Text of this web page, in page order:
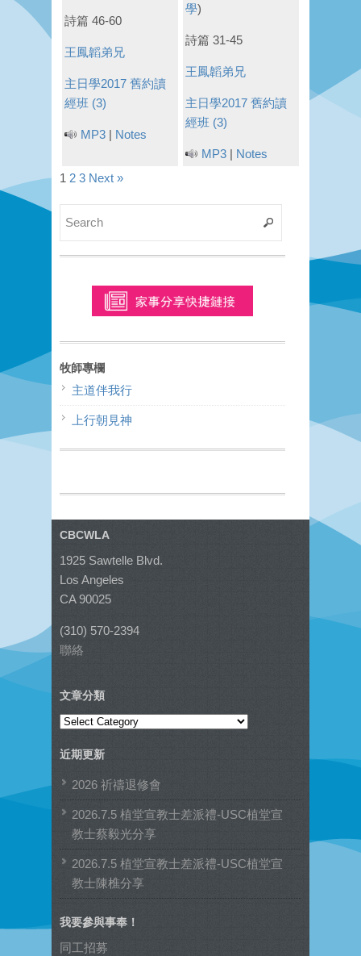
詩篇 46-60
王鳳韜弟兄
主日學2017 舊約讀
經班 (3)
MP3 | Notes
學)
詩篇 31-45
王鳳韜弟兄
主日學2017 舊約讀
經班 (3)
MP3 | Notes
1 2 3 Next »
牧師專欄
主道伴我行
上行朝見神
CBCWLA
1925 Sawtelle Blvd.
Los Angeles
CA 90025
(310) 570-2394
聯絡
文章分類
文
分
類
近期更新
2026 祈禱退修會
2026.7.5 植堂宣教士差派禮-USC植堂宣
教士蔡毅光分享
2026.7.5 植堂宣教士差派禮-USC植堂宣
教士陳樵分享
我要參與事奉！
同工招募